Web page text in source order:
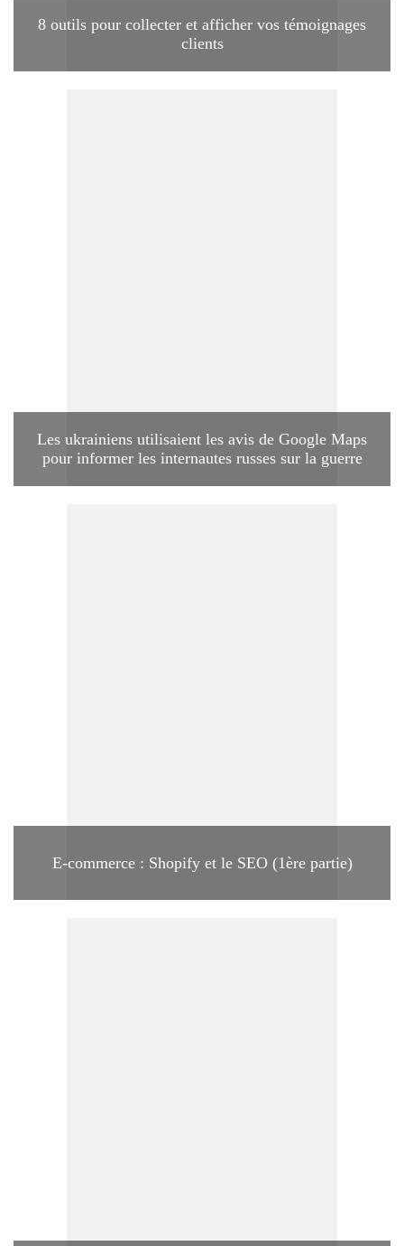
8 outils pour collecter et afficher vos témoignages
clients
Les ukrainiens utilisaient les avis de Google Maps
pour informer les internautes russes sur la guerre
E-commerce : Shopify et le SEO (1ère partie)